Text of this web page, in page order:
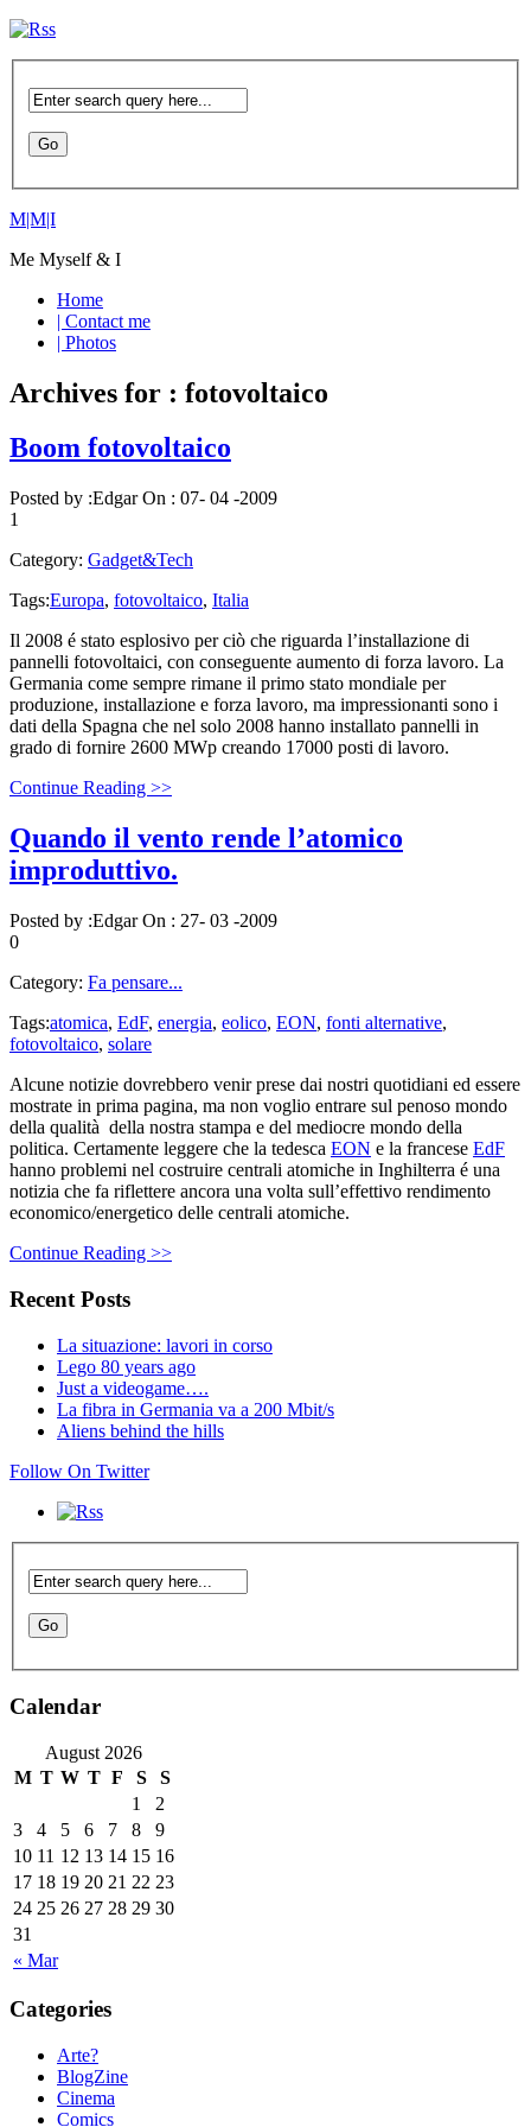
M|M|I
Me Myself & I
Home
| Contact me
| Photos
Archives for : fotovoltaico
Boom fotovoltaico
Posted by :EdgarOn : 07- 04 -2009
1
Category: Gadget&Tech
Tags:Europa, fotovoltaico, Italia
Il 2008 é stato esplosivo per ciò che riguarda l’installazione di
pannelli fotovoltaici, con conseguente aumento di forza lavoro. La
Germania come sempre rimane il primo stato mondiale per
produzione, installazione e forza lavoro, ma impressionanti sono i
dati della Spagna che nel solo 2008 hanno installato pannelli in
grado di fornire 2600 MWp creando 17000 posti di lavoro.
Continue Reading >>
Quando il vento rende l’atomico
improduttivo.
Posted by :EdgarOn : 27- 03 -2009
0
Category: Fa pensare...
Tags:atomica, EdF, energia, eolico, EON, fonti alternative,
fotovoltaico, solare
Alcune notizie dovrebbero venir prese dai nostri quotidiani ed essere
mostrate in prima pagina, ma non voglio entrare sul penoso mondo
della qualità della nostra stampa e del mediocre mondo della
politica. Certamente leggere che la tedesca EON e la francese EdF
hanno problemi nel costruire centrali atomiche in Inghilterra é una
notizia che fa riflettere ancora una volta sull’effettivo rendimento
economico/energetico delle centrali atomiche.
Continue Reading >>
Recent Posts
La situazione: lavori in corso
Lego 80 years ago
Just a videogame….
La fibra in Germania va a 200 Mbit/s
Aliens behind the hills
Follow On Twitter
Calendar
August 2026
M T W T F S S
« Mar
1
2
3
4 5 6 7 8
9
10 11 12 13 14 15 16
17 18 19 20 21 22 23
24 25 26 27 28 29 30
31
Categories
Arte?
BlogZine
Cinema
Comics